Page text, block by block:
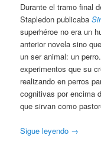
Durante el tramo final
Stapledon publicaba
superhéroe no era un
anterior novela sino
un ser animal: un
experimentos que su
realizando en perros
cognitivas por encima
que sirvan como
Sigue leyendo →